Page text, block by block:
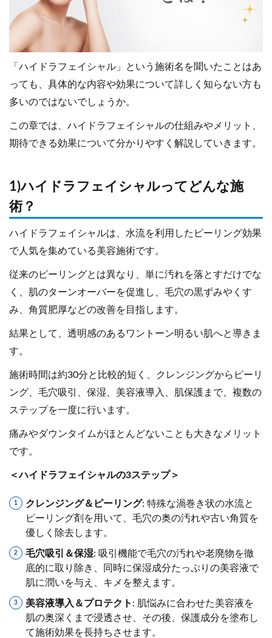
「ハイドラフェイシャル」という施術名を聞いたことはあ
っても、具体的な内容や効果について詳しく知らない方も
多いのではないでしょうか。
この章では、ハイドラフェイシャルの仕組みやメリット、
期待できる効果について分かりやすく解説していきます。
1)ハイドラフェイシャルってどんな施
術？
ハイドラフェイシャルは、水流を利用したピーリング効果
で人気を集めている美容施術です。
従来のピーリングとは異なり、単に汚れを落とすだけでな
く、肌のターンオーバーを促進し、毛穴の黒ずみやくす
み、角質肥厚などの改善を目指します。
結果として、透明感のあるワントーン明るい肌へと導きま
す。
施術時間は約30分と比較的短く、クレンジングからピーリ
ング、毛穴吸引、保湿、美容液導入、肌保護まで、複数の
ステップを一度に行います。
痛みやダウンタイムがほとんどないことも大きなメリット
です。
＜ハイドラフェイシャルの3ステップ＞
クレンジング＆ピーリング: 特殊な渦巻き状の水流と
ピーリング剤を用いて、毛穴の奥の汚れや古い角質を
優しく除去します。
毛穴吸引＆保湿: 吸引機能で毛穴の汚れや老廃物を徹
底的に取り除き、同時に保湿成分たっぷりの美容液で
肌に潤いを与え、キメを整えます。
美容液導入＆プロテクト : 肌悩みに合わせた美容液を
肌の奥深くまで浸透させ、その後、保護成分を塗布し
て施術効果を長持ちさせます。